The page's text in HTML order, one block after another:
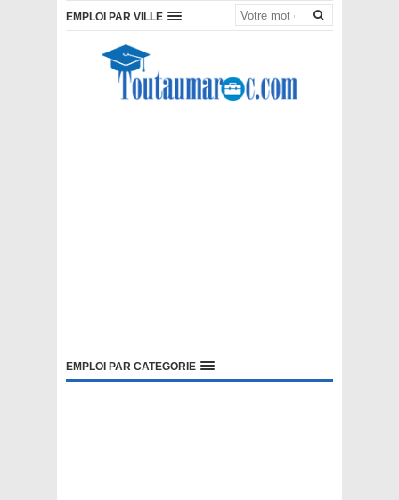
EMPLOI PAR VILLE
EMPLOI PAR CATEGORIE